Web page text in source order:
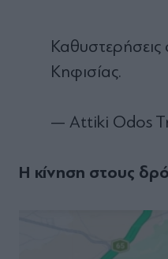
Κηφισίας.
— Attiki Odos
Η κίνηση στους